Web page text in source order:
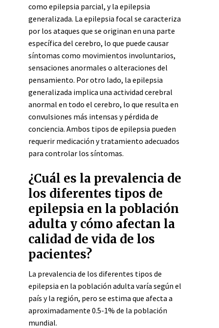
como epilepsia parcial, y la epilepsia
generalizada. La epilepsia focal se caracteriza
por los ataques que se originan en una parte
específica del cerebro, lo que puede causar
síntomas como movimientos involuntarios,
sensaciones anormales o alteraciones del
pensamiento. Por otro lado, la epilepsia
generalizada implica una actividad cerebral
anormal en todo el cerebro, lo que resulta en
convulsiones más intensas y pérdida de
conciencia. Ambos tipos de epilepsia pueden
requerir medicación y tratamiento adecuados
para controlar los síntomas.
¿Cuál es la prevalencia de
los diferentes tipos de
epilepsia en la población
adulta y cómo afectan la
calidad de vida de los
pacientes?
La prevalencia de los diferentes tipos de
epilepsia en la población adulta varía según el
país y la región, pero se estima que afecta a
aproximadamente 0.5-1% de la población
mundial.